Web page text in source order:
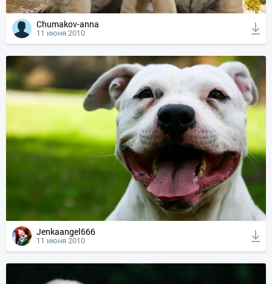
Chumakov-anna
11 июня 2010
Jenkaangel666
11 июня 2010